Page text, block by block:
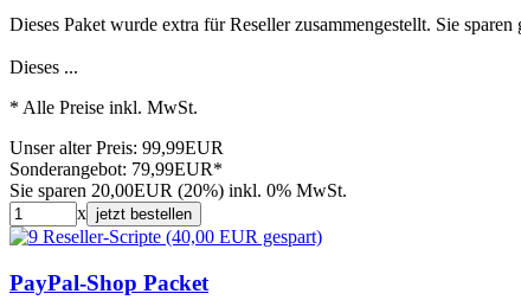
Dieses Paket wurde extra für Reseller zusammengestellt. Sie
Dieses ...
* Alle Preise inkl. MwSt.
Unser alter Preis: 99,99EUR
Sonderangebot: 79,99EUR*
Sie sparen 20,00EUR (20%) inkl. 0% MwSt.
x jetzt bestellen
PayPal-Shop Packet